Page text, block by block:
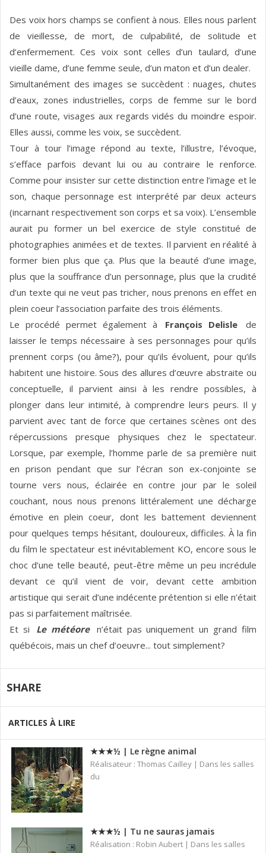
Des voix hors champs se confient à nous. Elles nous parlent
de vieillesse, de mort, de culpabilité, de solitude et
d’enfermement. Ces voix sont celles d’un taulard, d’une
vieille dame, d’une femme seule, d’un maton et d’un dealer.
Simultanément des images se succèdent : nuages, chutes
d’eaux, zones industrielles, corps de femme sur le bord
d’une route, visages aux regards vidés du moindre espoir.
Elles aussi, comme les voix, se succèdent.
Tour à tour l’image répond au texte, l’illustre, l’évoque,
s’efface parfois devant lui ou au contraire le renforce.
Comme pour insister sur cette distinction entre l’image et le
son, chaque personnage est interprété par deux acteurs
(incarnant respectivement son corps et sa voix). L’ensemble
aurait pu former un bel exercice de style constitué de
photographies animées et de textes. Il parvient en réalité à
former bien plus que ça. Plus que la beauté d’une image,
plus que la souffrance d’un personnage, plus que la crudité
d’un texte qui ne veut pas tricher, nous prenons en effet en
plein coeur l’association parfaite des trois éléments.
Le procédé permet également à
François Delisle
de
laisser le temps nécessaire à ses personnages pour qu’ils
prennent corps (ou âme?), pour qu’ils évoluent, pour qu’ils
habitent une histoire. Sous des allures d’œuvre abstraite ou
conceptuelle, il parvient ainsi à les rendre possibles, à
plonger dans leur intimité, à comprendre leurs peurs. Il y
parvient avec tant de force que certaines scènes ont des
répercussions presque physiques chez le spectateur.
Lorsque, par exemple, l’homme parle de sa première nuit
en prison pendant que sur l’écran son ex-conjointe se
tourne vers nous, éclairée en contre jour par le soleil
couchant, nous nous prenons littéralement une décharge
émotive en plein coeur, dont les battement deviennent
pour quelques temps hésitant, douloureux, difficiles. À la fin
du film le spectateur est inévitablement KO, encore sous le
choc d’une telle beauté, peut-être même un peu incrédule
devant ce qu’il vient de voir, devant cette ambition
artistique qui serait d’une indécente prétention si elle n’était
pas si parfaitement maîtrisée.
Et si
Le météore n’était pas uniquement un grand film
québécois, mais un chef d’oeuvre... tout simplement?
SHARE
ARTICLES À LIRE
★★★½ | Le règne animal
Réalisateur : Thomas Cailley | Dans les salles
du
★★★½ | Tu ne sauras jamais
Réalisation : Robin Aubert | Dans les salles